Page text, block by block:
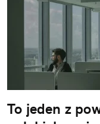
To jeden z